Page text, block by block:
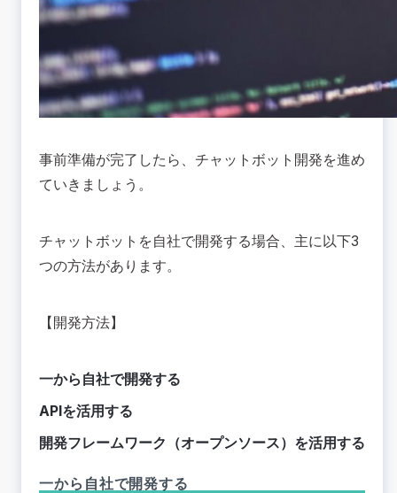
事前準備が完了したら、チャットボット開発を進め
ていきましょう。
チャットボットを自社で開発する場合、主に以下3
つの方法があります。
【開発方法】
一から自社で開発する
APIを活用する
開発フレームワーク（オープンソース）を活用する
一から自社で開発する